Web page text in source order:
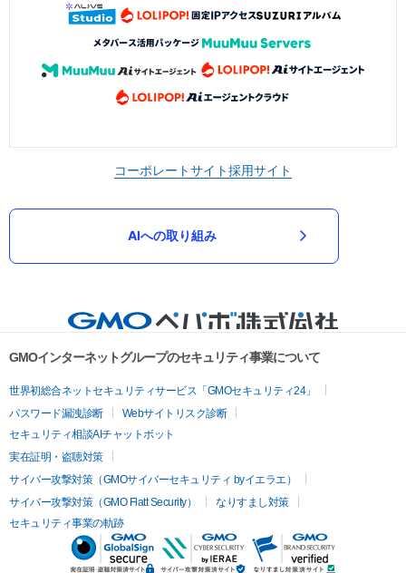
コーポレートサイト採用サイト
AIへの取り組み
GMOインターネットグループのセキュリティ事業について
世界初総合ネットセキュリティサービス「GMOセキュリティ24」
パスワード漏洩診断
Webサイトリスク診断
セキュリティ相談AIチャットボット
実在証明・盗聴対策
サイバー攻撃対策（GMOサイバーセキュリティ byイエラエ）
サイバー攻撃対策（GMO Flatt Security）
なりすまし対策
セキュリティ事業の軌跡